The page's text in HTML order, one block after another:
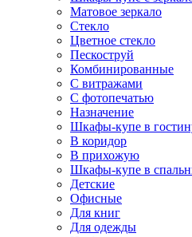
Матовое зеркало
Стекло
Цветное стекло
Пескоструй
Комбинированные
С витражами
С фотопечатью
Назначение
Шкафы-купе в
В коридор
В прихожую
Шкафы-купе в
Детские
Офисные
Для книг
Для одежды